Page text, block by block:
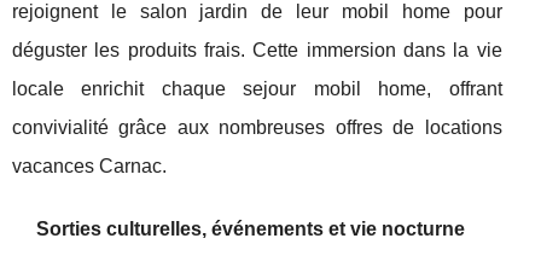
rejoignent le salon jardin de leur mobil home pour
déguster les produits frais. Cette immersion dans la vie
locale enrichit chaque sejour mobil home, offrant
convivialité grâce aux nombreuses offres de locations
vacances Carnac.
Sorties culturelles, événements et vie nocturne